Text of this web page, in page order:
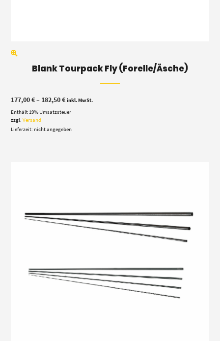
Blank Tourpack Fly (Forelle/Äsche)
177,00€– 182,50€Preisspanne:
bis
inkl. MwSt.
Enthält 19% Umsatzsteuer
zzgl.Versand
Lieferzeit: nicht angegeben